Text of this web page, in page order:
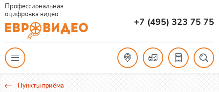
Профессиональная
оцифровка видео
+7 (495) 323 75 75
Пункты приёма